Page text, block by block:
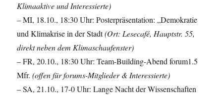
Klimaaktive und Interessierte)
– MI, 18.10., 18:30 Uhr: Posterpräsentation: „Demokratie
und Klimakrise in der Stadt(Ort: Lesecafé, Hauptstr. 55,
direkt neben dem Klimaschaufenster)
– FR, 20.10., 18:30 Uhr: Team-Building-Abend forum1.5
Mfr.(offen für forums-Mitglieder & Interessierte)
– SA, 21.10., 17-0 Uhr: Lange Nacht der Wissenschaften